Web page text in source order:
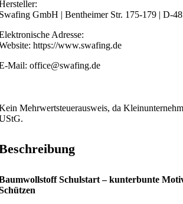
GmbH | Bentheimer Str. 175-179 | D-
Adresse:
https://www.swafing.de
Mail: office@swafing.de
Mehrwertsteuerausweis, da
Schulstart – kunterbunte